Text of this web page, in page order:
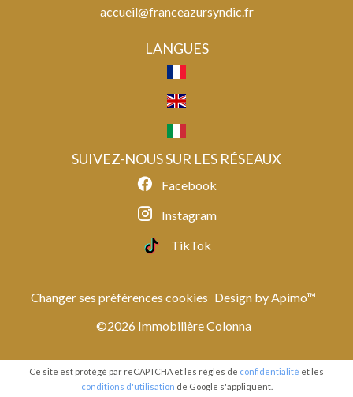
accueil@franceazursyndic.fr
LANGUES
SUIVEZ-NOUS SUR LES RÉSEAUX
Facebook
Instagram
TikTok
Changer ses préférences cookies Design byApimo™
©2026 Immobilière Colonna
Ce site est protégé par reCAPTCHA et les règles de confidentialité et les
conditions d'utilisation de Google s'appliquent.